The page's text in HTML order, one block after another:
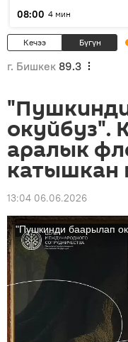
08:00 4 мин
Кечээ Бүгүн
г. Бишкек 89.3
окуйбуз".
аралык
катышкан
13:04 06.06.2026